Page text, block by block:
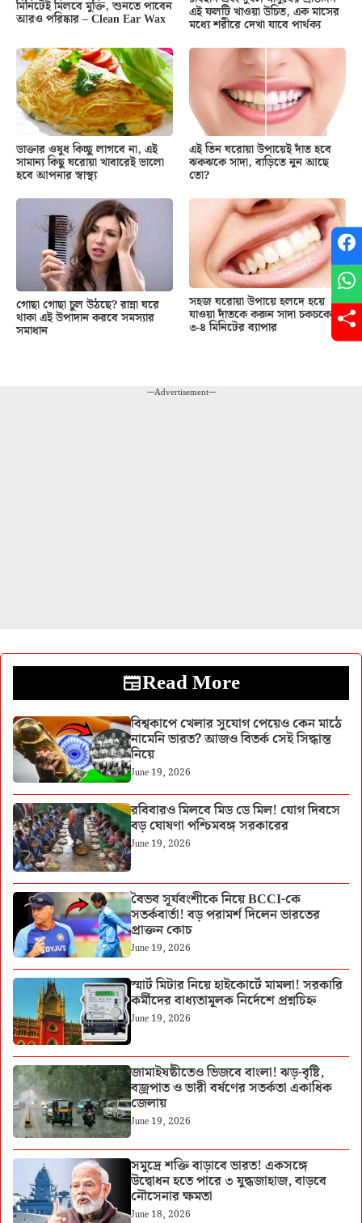
মিনিটেই মিলবে মুক্তি, শুনতে পাবেন
আরও পরিষ্কার – Clean Ear Wax এই ফলটি খাওয়া উচিত, এক মাসের
মধ্যে শরীরে দেখা যাবে পার্থক্য
ডাক্তার ওষুধ কিচ্ছু লাগবে না, এই
সামান্য কিছু ঘরোয়া খাবারেই ভালো
হবে আপনার স্বাস্থ্য
এই তিন ঘরোয়া উপায়েই দাঁত হবে
ঝকঝকে সাদা, বাড়িতে নুন আছে
তো?
গোছা গোছা চুল উঠছে? রান্না ঘরে
থাকা এই উপাদান করবে সমস্যার
সমাধান
সহজ ঘরোয়া উপায়ে হলদে হয়ে
যাওয়া দাঁতকে করুন সাদা চকচকে,
৩-৪ মিনিটের ব্যাপার
---Advertisement---
Read More
বিশ্বকাপে খেলার সুযোগ পেয়েও কেন মাঠে
নামেনি ভারত? আজও বিতর্ক সেই সিদ্ধান্ত
নিয়ে
June 19, 2026
রবিবারও মিলবে মিড ডে মিল! যোগ দিবসে
বড় ঘোষণা পশ্চিমবঙ্গ সরকারের
June 19, 2026
বৈভব সূর্যবংশীকে নিয়ে BCCI-কে
সতর্কবার্তা! বড় পরামর্শ দিলেন ভারতের
প্রাক্তন কোচ
June 19, 2026
স্মার্ট মিটার নিয়ে হাইকোর্টে মামলা! সরকারি
কর্মীদের বাধ্যতামূলক নির্দেশে প্রশ্নচিহ্ন
June 19, 2026
জামাইষষ্ঠীতেও ভিজবে বাংলা! ঝড়-বৃষ্টি,
বজ্রপাত ও ভারী বর্ষণের সতর্কতা একাধিক
জেলায়
June 19, 2026
সমুদ্রে শক্তি বাড়াবে ভারত! একসঙ্গে
উদ্বোধন হতে পারে ৩ যুদ্ধজাহাজ, বাড়বে
নৌসেনার ক্ষমতা
June 18, 2026